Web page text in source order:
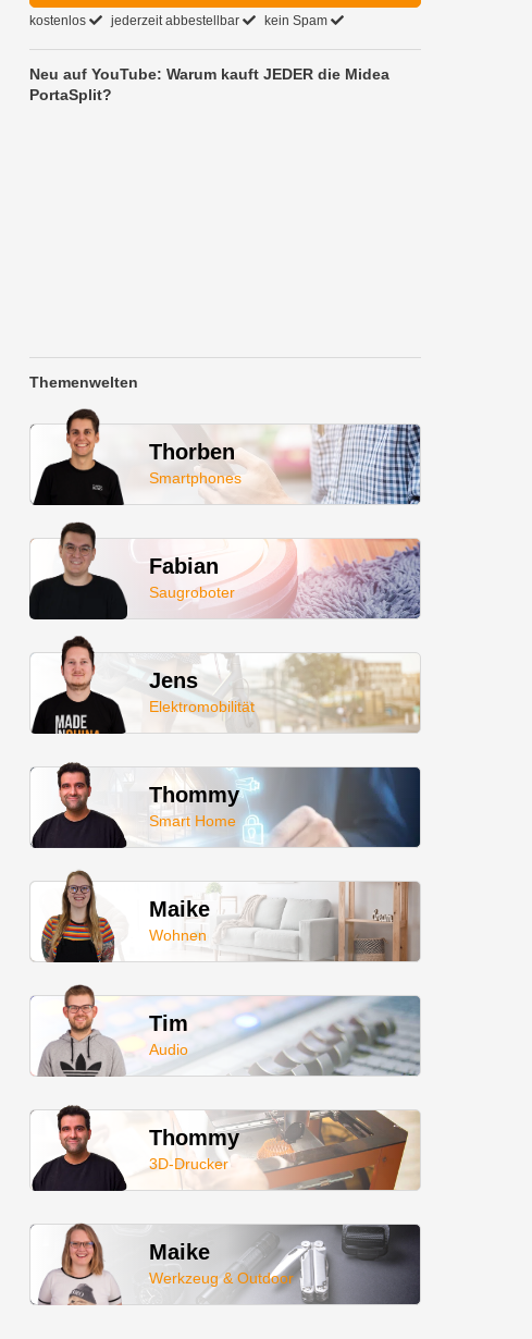
kostenlos jederzeit abbestellbar kein Spam
Neu auf YouTube: Warum kauft JEDER die Midea
PortaSplit?
Themenwelten
Thorben
Smartphones
Fabian
Saugroboter
Jens
Elektromobilität
Thommy
Smart Home
Maike
Wohnen
Tim
Audio
Thommy
3D-Drucker
Maike
Werkzeug & Outdoor